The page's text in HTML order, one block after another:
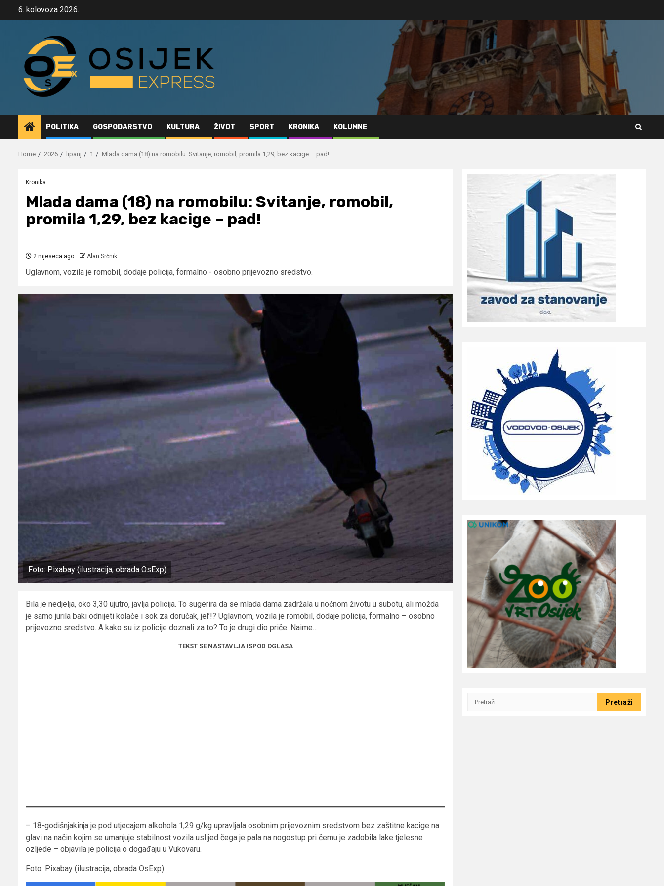
6. kolovoza 2026.
POLITIKA GOSPODARSTVO KULTURA ŽIVOT SPORT KRONIKA KOLUMNE
Home 2026 lipanj 1 Mlada dama (18) na romobilu: Svitanje, romobil, promila 1,29, bez kacige – pad!
Kronika
Mlada dama (18) na romobilu: Svitanje, romobil,
promila 1,29, bez kacige – pad!
2 mjeseca ago Alan Srčnik
Uglavnom, vozila je romobil, dodaje policija, formalno - osobno prijevozno sredstvo.
Foto: Pixabay (ilustracija, obrada OsExp)
Bila je nedjelja, oko 3,30 ujutro, javlja policija. To sugerira da se mlada dama zadržala u noćnom životu u subotu, ali možda
je samo jurila baki odnijeti kolače i sok za doručak, jel’!? Uglavnom, vozila je romobil, dodaje policija, formalno – osobno
prijevozno sredstvo. A kako su iz policije doznali za to? To je drugi dio priče. Naime…
–TEKST SE NASTAVLJA ISPOD OGLASA–
– 18-godišnjakinja je pod utjecajem alkohola 1,29 g/kg upravljala osobnim prijevoznim sredstvom bez zaštitne kacige na
glavi na način kojim se umanjuje stabilnost vozila uslijed čega je pala na nogostup pri čemu je zadobila lake tjelesne
ozljede – objavila je policija o događaju u Vukovaru.
Foto: Pixabay (ilustracija, obrada OsExp)
Pretraži: